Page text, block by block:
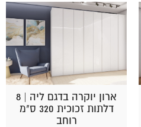
ארון יוקרה בדגם ליה | 8
דלתות זכוכית 320 ס"מ
רוחב